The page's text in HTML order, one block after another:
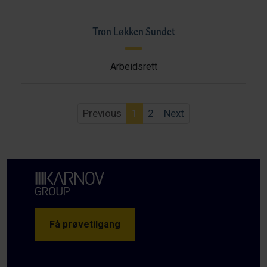
Tron Løkken Sundet
Arbeidsrett
Previous 1 2 Next
Få prøvetilgang